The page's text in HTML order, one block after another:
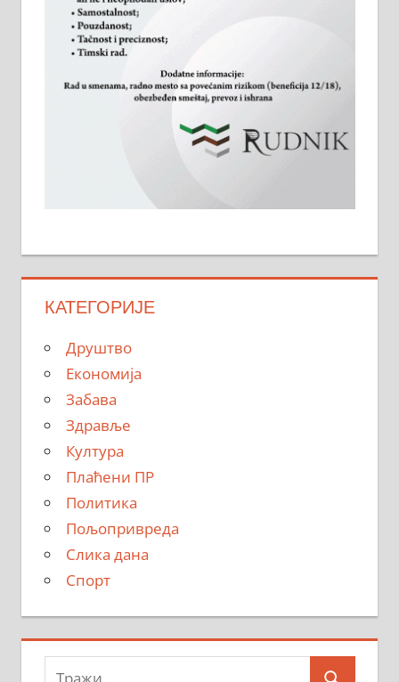
КАТЕГОРИЈЕ
Друштво
Економија
Забава
Здравље
Култура
Плаћени ПР
Политика
Пољопривреда
Слика дана
Спорт
Тражи: